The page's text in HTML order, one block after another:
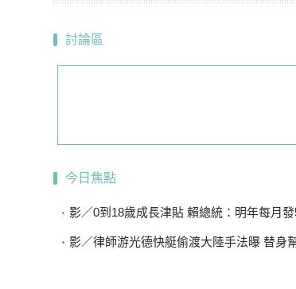
討論區
今日焦點
影／0到18歲成長津貼 賴總統：明年每月
影／律師游光德快艇偷渡大陸手法曝 替身幫戴